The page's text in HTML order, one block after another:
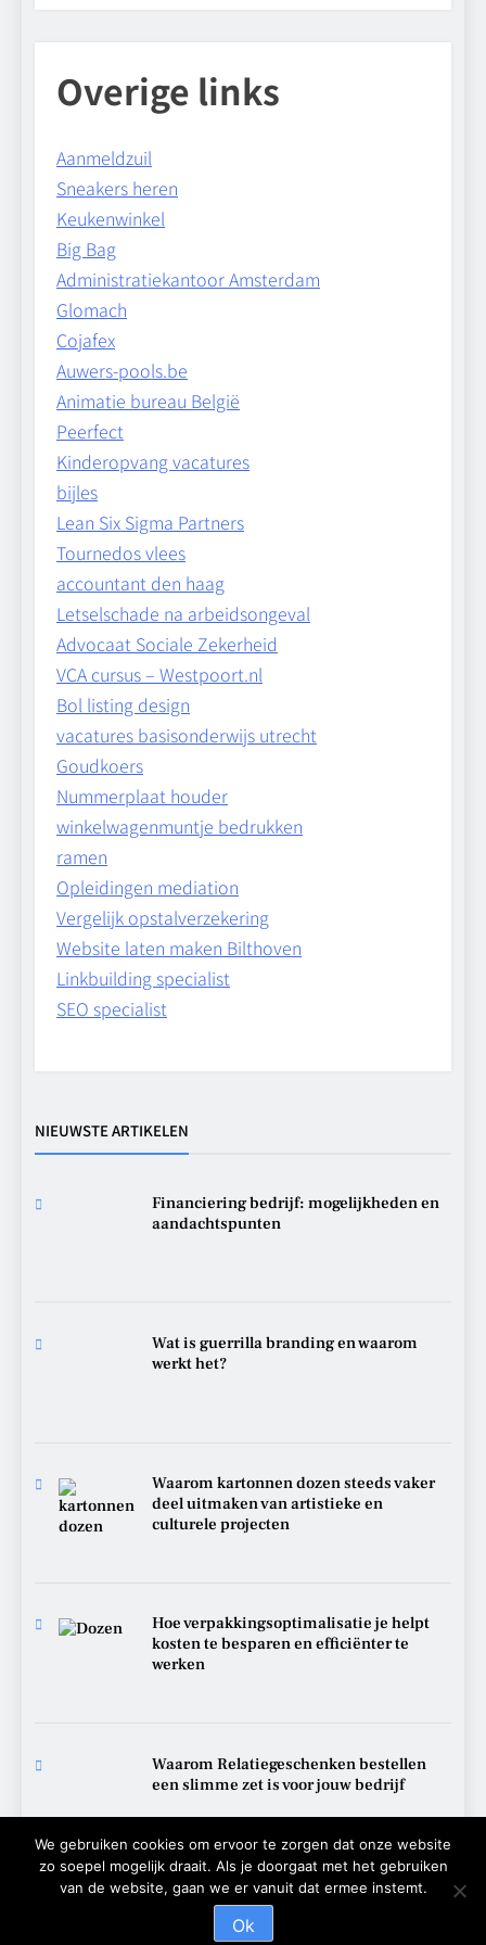
Overige links
Aanmeldzuil
Sneakers heren
Keukenwinkel
Big Bag
Administratiekantoor Amsterdam
Glomach
Cojafex
Auwers-pools.be
Animatie bureau België
Peerfect
Kinderopvang vacatures
bijles
Lean Six Sigma Partners
Tournedos vlees
accountant den haag
Letselschade na arbeidsongeval
Advocaat Sociale Zekerheid
VCA cursus – Westpoort.nl
Bol listing design
vacatures basisonderwijs utrecht
Goudkoers
Nummerplaat houder
winkelwagenmuntje bedrukken
ramen
Opleidingen mediation
Vergelijk opstalverzekering
Website laten maken Bilthoven
Linkbuilding specialist
SEO specialist
NIEUWSTE ARTIKELEN
Financiering bedrijf: mogelijkheden en
aandachtspunten
Wat is guerrilla branding en waarom
werkt het?
Waarom kartonnen dozen steeds vaker
deel uitmaken van artistieke en
culturele projecten
Hoe verpakkingsoptimalisatie je helpt
kosten te besparen en efficiënter te
werken
Waarom Relatiegeschenken bestellen
een slimme zet is voor jouw bedrijf
| Developed By
We gebruiken cookies om ervoor te zorgen dat onze website
zo soepel mogelijk draait. Als je doorgaat met het gebruiken
van de website, gaan we er vanuit dat ermee instemt.
Ok